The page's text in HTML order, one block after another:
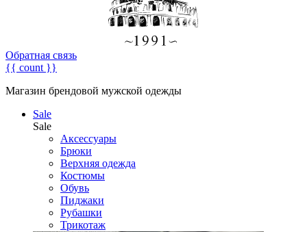
Обратная связь
{{ count }}
Магазин брендовой мужской одежды
Sale
Sale
Аксессуары
Брюки
Верхняя одежда
Костюмы
Обувь
Пиджаки
Рубашки
Трикотаж